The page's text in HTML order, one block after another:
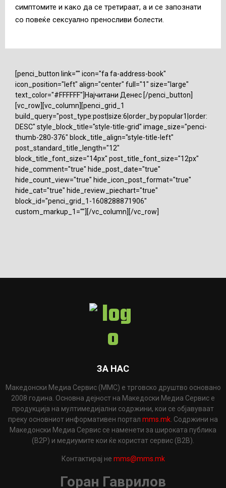
симптомите и како да се третираат, а и се запознати
со повеќе сексуално преносливи болести.
[penci_button link="" icon="fa fa-address-book"
icon_position="left" align="center" full="1" size="large"
text_color="#FFFFFF"]Најчитани Денес [/penci_button]
[vc_row][vc_column][penci_grid_1
build_query="post_type:post|size:6|order_by:popular1|order:
DESC" style_block_title="style-title-grid" image_size="penci-
thumb-280-376" block_title_align="style-title-left"
post_standard_title_length="12"
block_title_font_size="14px" post_title_font_size="12px"
hide_comment="true" hide_post_date="true"
hide_count_view="true" hide_icon_post_format="true"
hide_cat="true" hide_review_piechart="true"
block_id="penci_grid_1-1608288871906"
custom_markup_1=""][/vc_column][/vc_row]
ЗА НАС
Македонски Медиа Сервис (ММС) е трговско друштво основано
2008 година. Основна дејност на Македоски Медиа Сервис е
продукција на мултимедијални содржини, кои се објавуваат
преку основниот информативен портал mms.mk. Содржини на
Македонски Медиа Сервис се наменети за широката публика
(B2P) и медиумите кои ќе користат сервис (B2B).
Контактирај не mms@mms.mk
Горан Гаврилов